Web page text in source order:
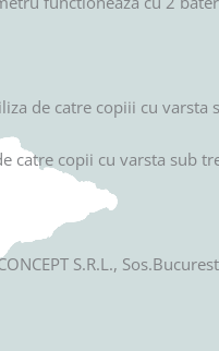
de catre copiii cu
catre copii cu varsta
S.R.L.,